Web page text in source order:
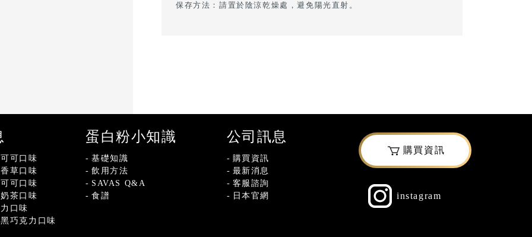
保存方法：請置於陰涼乾燥處，避免陽光直射。
可口味
草口味
可口味
茶口味
口味
巧克力口味
蛋白粉小知識
基礎知識
飲用方法
SAVAS Q&A
食譜
公司訊息
購買資訊
最新消息
客服諮詢
日本官網
購買資訊
instagram